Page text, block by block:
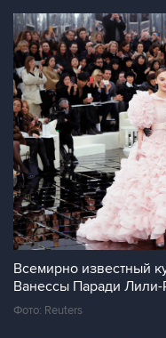
Всемирно известный
Ванессы Паради Лили-
Фото: Reuters